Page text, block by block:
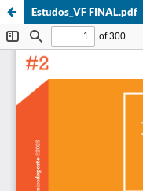
Estudos_VF FINAL.pdf